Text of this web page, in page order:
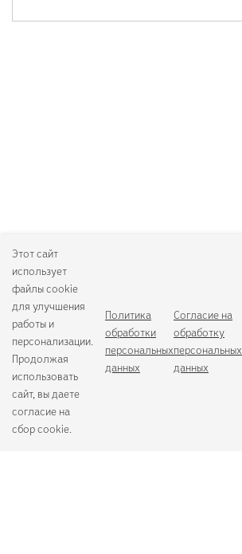
Этот сайт
использует
файлы cookie
для улучшения
работы и
персонализации.
Продолжая
использовать
сайт, вы даете
согласие на
сбор cookie.
Политика
обработки
персональных
данных
Согласие на
обработку
персональных
данных